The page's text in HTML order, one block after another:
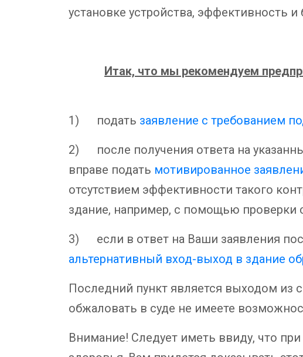
установке устройства, эффективность
Итак, что мы рекомендуем
1) подать заявление с требованием
2) после получения ответа на
вправе подать мотивированное
отсутствием эффективности такого
здание, например, с помощью проверки
3) если в ответ на Ваши заявления
альтернативный вход-выход в здание
Последний пункт является выходом из
обжаловать в суде не имеете
Внимание! Следует иметь ввиду, что